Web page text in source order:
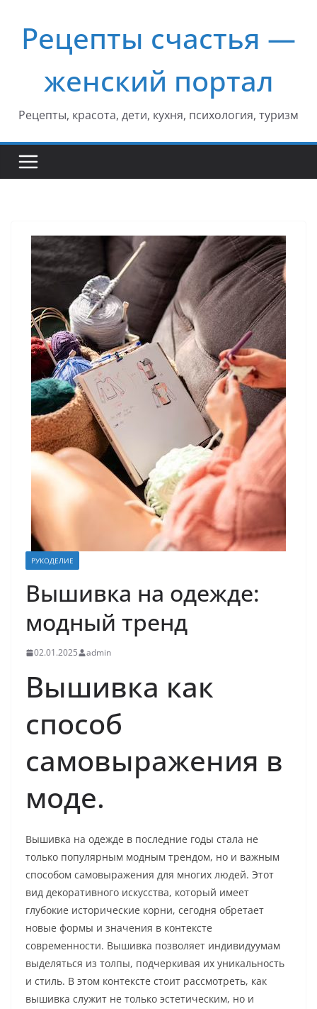
содержимому
Рецепты счастья —
женский портал
Рецепты, красота, дети, кухня, психология, туризм
РУКОДЕЛИЕ
Вышивка на одежде:
модный тренд
02.01.2025 admin
Вышивка как
способ
самовыражения в
моде.
Вышивка на одежде в последние годы стала не
только популярным модным трендом, но и важным
способом самовыражения для многих людей. Этот
вид декоративного искусства, который имеет
глубокие исторические корни, сегодня обретает
новые формы и значения в контексте
современности. Вышивка позволяет индивидуумам
выделяться из толпы, подчеркивая их уникальность
и стиль. В этом контексте стоит рассмотреть, как
вышивка служит не только эстетическим, но и